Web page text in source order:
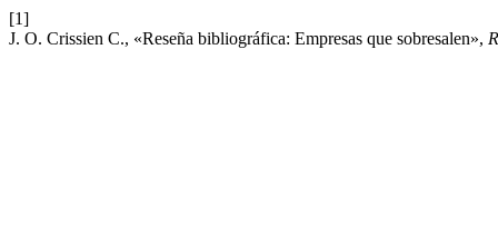
[1]
J. O. Crissien C., «Reseña bibliográfica: Empresas que sobresalen»,